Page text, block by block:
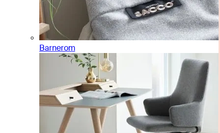
Barnerom